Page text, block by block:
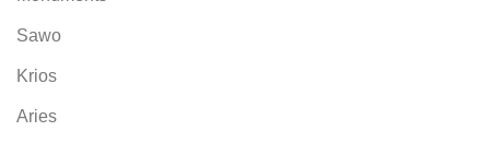
Sawo
Krios
Aries